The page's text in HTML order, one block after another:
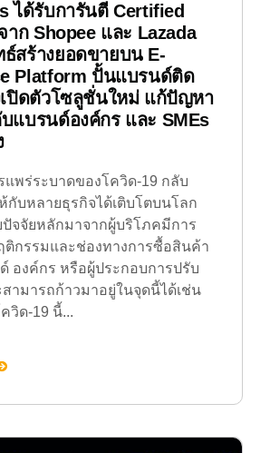
ได้รับการันตี Certified
าก Shopee และ Lazada
สร้างยอดขายบน E-
Platform ปั้นแบรนด์ติด
เปิดตัวโซลูชั่นใหม่ แก้ปัญหา
แบรนด์องค์กร และ SMEs
แพร่ระบาดของโควิด-19 กลับ
กับหลายธุรกิจได้เติบโตบนโลก
จจัยหลักมาจากผู้บริโภคมีการ
ติกรรมและช่องทางการซื้อสินค้า
องค์กร หรือผู้ประกอบการปรับ
สามารถก้าวมาอยู่ในจุดนี้ได้เช่น
วิด-19 นี้...